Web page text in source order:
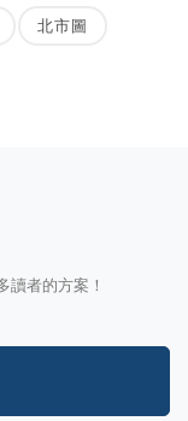
北市圖
者的方案！